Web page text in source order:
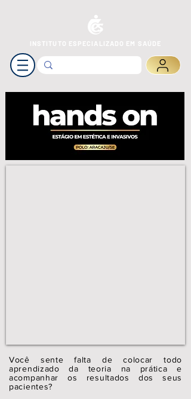
INSTITUTO ESPECIALIZADO EM SAÚDE
Você sente falta de colocar todo
aprendizado da teoria na prática e
acompanhar os resultados dos seus
pacientes?